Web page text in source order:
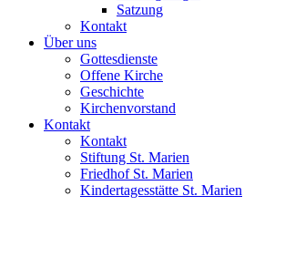
Satzung
Kontakt
Über uns
Gottesdienste
Offene Kirche
Geschichte
Kirchenvorstand
Kontakt
Kontakt
Stiftung St. Marien
Friedhof St. Marien
Kindertagesstätte St. Marien